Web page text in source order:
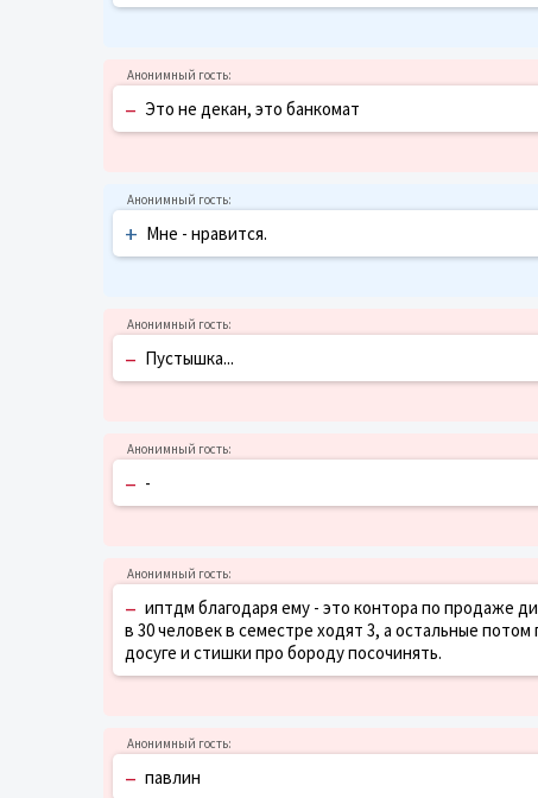
– Это не декан, это банкомат
+ Мне - нравится.
– Пустышка...
– -
– иптдм благодаря ему - это контора по продаже
в 30 человек в семестре ходят 3, а остальные
досуге и стишки про бороду посочинять.
– павлин